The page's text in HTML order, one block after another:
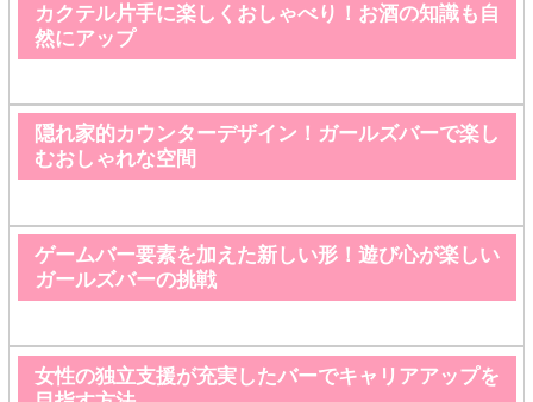
カクテル片手に楽しくおしゃべり！お酒の知識も自
然にアップ
隠れ家的カウンターデザイン！ガールズバーで楽し
むおしゃれな空間
ゲームバー要素を加えた新しい形！遊び心が楽しい
ガールズバーの挑戦
女性の独立支援が充実したバーでキャリアアップを